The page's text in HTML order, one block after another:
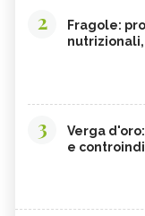
2
Fragole:
3
Verga
e